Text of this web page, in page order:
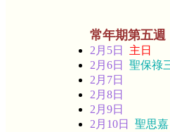
常年期第五週
2月5日 主日
2月6日 聖保祿
2月7日
2月8日
2月9日
2月10日 聖思嘉